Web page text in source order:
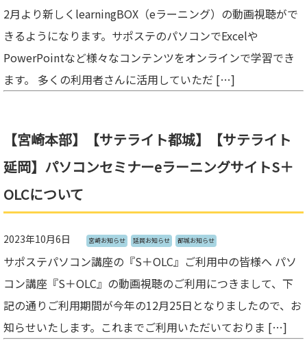
2月より新しくlearningBOX（eラーニング）の動画視聴がで
きるようになります。サポステのパソコンでExcelや
PowerPointなど様々なコンテンツをオンラインで学習でき
ます。 多くの利用者さんに活用していただ […]
【宮崎本部】【サテライト都城】【サテライト
延岡】パソコンセミナーeラーニングサイトS＋
OLCについて
2023年10月6日 宮崎お知らせ 延岡お知らせ 都城お知らせ
サポステパソコン講座の『S＋OLC』ご利用中の皆様へ パソ
コン講座『S＋OLC』の動画視聴のご利用につきまして、下
記の通りご利用期間が今年の12月25日となりましたので、お
知らせいたします。これまでご利用いただいておりま […]